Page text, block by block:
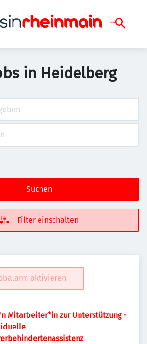
in Heidelberg
Suchen
Filter einschalten
aktivieren!
Mitarbeiter*in zur Unterstützung -